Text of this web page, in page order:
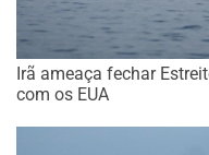
Irã ameaça fechar
com os EUA